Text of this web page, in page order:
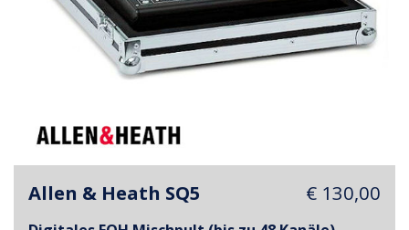
Allen & Heath SQ5 € 130,00